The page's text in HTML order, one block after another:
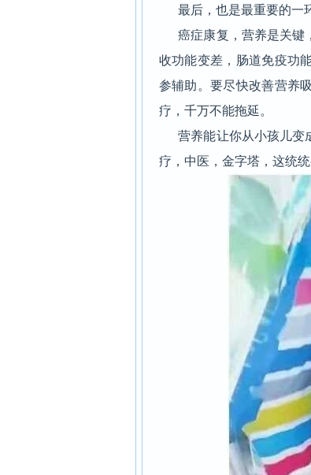
最后，也是最重要的一
癌症康复，营养是关键
收功能变差，肠道免疫功
参辅助。要尽快改善营养
疗，千万不能拖延。
营养能让你从小孩儿变
疗，中医，金字塔，这统